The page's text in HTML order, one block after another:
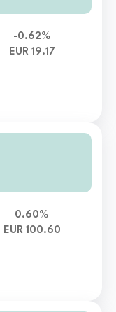
-0.62%
EUR 19.17
0.60%
EUR 100.60